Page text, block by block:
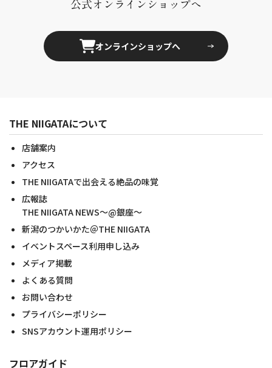
公式オンラインショップへ
オンラインショップへ
THE NIIGATAについて
店舗案内
アクセス
THE NIIGATAで出会える絶品の味覚
広報誌
THE NIIGATA NEWS～@銀座～
新潟のつかいかた＠THE NIIGATA
イベントスペース利用申し込み
メディア掲載
よくある質問
お問い合わせ
プライバシーポリシー
SNSアカウント運用ポリシー
フロアガイド